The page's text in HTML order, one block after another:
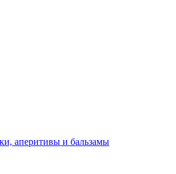
аперитивы и бальзамы